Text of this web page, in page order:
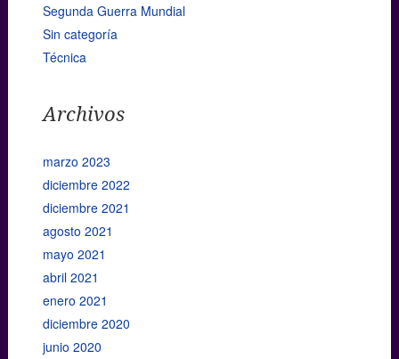
Segunda Guerra Mundial
Sin categoría
Técnica
Archivos
marzo 2023
diciembre 2022
diciembre 2021
agosto 2021
mayo 2021
abril 2021
enero 2021
diciembre 2020
junio 2020